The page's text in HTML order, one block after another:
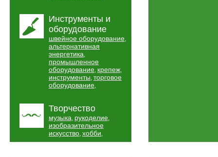
Инструменты и
оборудование
швейное оборудование,
альтернативная
энергетика,
промышленное
оборудование, крепеж,
инструменты, торговое
оборудование,
Творчество
музыка, рукоделие,
изобразительное
искусство, хобби,